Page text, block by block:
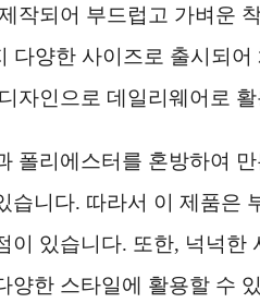
작되어 부드럽고 가벼운
다양한 사이즈로 출시되
자인으로 데일리웨어로
폴리에스터를 혼방하여
습니다. 따라서 이 제품은
이 있습니다. 또한, 넉넉한
양한 스타일에 활용할 수